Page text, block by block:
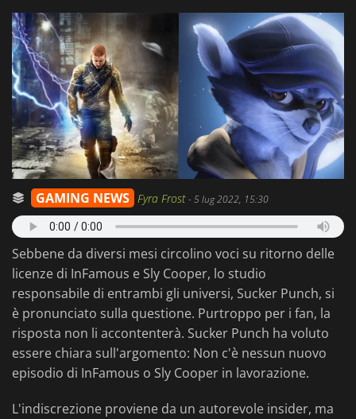
ACCEDI O REGISTRATI
GAMING NEWS Fyra Frost-5 lug 2022, 15:30
Sebbene da diversi mesi circolino voci su ritorno delle
licenze di InFamous e Sly Cooper, lo studio
responsabile di entrambi gli universi, Sucker Punch, si
è pronunciato sulla questione. Purtroppo per i fan, la
risposta non li accontenterà. Sucker Punch ha voluto
essere chiara sull'argomento: Non c'è nessun nuovo
episodio di InFamous o Sly Cooper in lavorazione.
L'indiscrezione proviene da un autorevole insider, ma